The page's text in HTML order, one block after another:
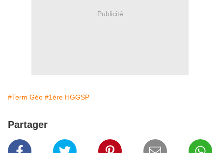
Publicité
#Term Géo #1ère HGGSP
Partager